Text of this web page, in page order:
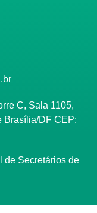
C, Sala 1105,
Brasília/DF CEP:
de Secretários de